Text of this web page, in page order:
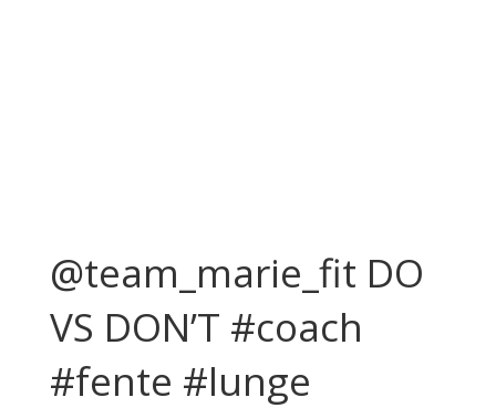
@team_marie_fit DO
VS DON’T #coach
#fente #lunge